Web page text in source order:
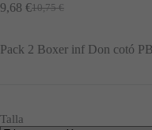
10,75€
El
original
era:
9,68 €El
actual
és:
Pack 2 Boxer inf Don cotó
Talla